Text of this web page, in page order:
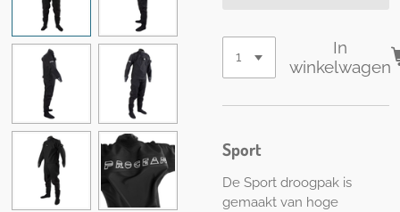
In
winkelwagen
Sport
De Sport droogpak is
gemaakt van hoge